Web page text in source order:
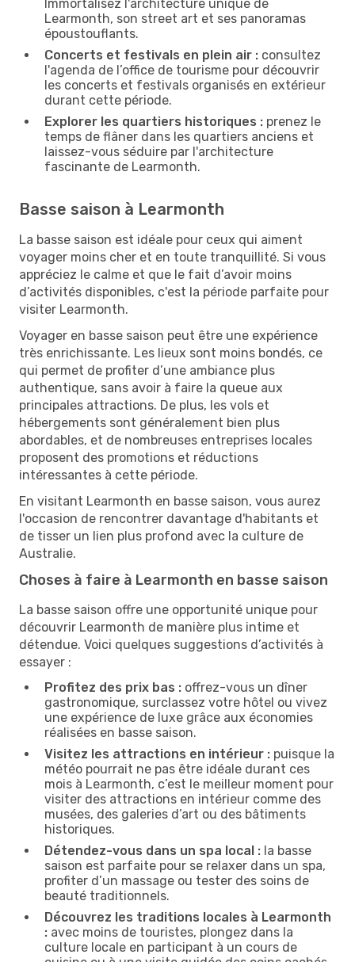
Immortalisez l'architecture unique de
Learmonth, son street art et ses panoramas
époustouflants.
Concerts et festivals en plein air : consultez
l'agenda de l’office de tourisme pour découvrir
les concerts et festivals organisés en extérieur
durant cette période.
Explorer les quartiers historiques : prenez le
temps de flâner dans les quartiers anciens et
laissez-vous séduire par l'architecture
fascinante de Learmonth.
Basse saison à Learmonth
La basse saison est idéale pour ceux qui aiment
voyager moins cher et en toute tranquillité. Si vous
appréciez le calme et que le fait d’avoir moins
d’activités disponibles, c'est la période parfaite pour
visiter Learmonth.
Voyager en basse saison peut être une expérience
très enrichissante. Les lieux sont moins bondés, ce
qui permet de profiter d’une ambiance plus
authentique, sans avoir à faire la queue aux
principales attractions. De plus, les vols et
hébergements sont généralement bien plus
abordables, et de nombreuses entreprises locales
proposent des promotions et réductions
intéressantes à cette période.
En visitant Learmonth en basse saison, vous aurez
l'occasion de rencontrer davantage d'habitants et
de tisser un lien plus profond avec la culture de
Australie.
Choses à faire à Learmonth en basse saison
La basse saison offre une opportunité unique pour
découvrir Learmonth de manière plus intime et
détendue. Voici quelques suggestions d’activités à
essayer :
Profitez des prix bas : offrez-vous un dîner
gastronomique, surclassez votre hôtel ou vivez
une expérience de luxe grâce aux économies
réalisées en basse saison.
Visitez les attractions en intérieur : puisque la
météo pourrait ne pas être idéale durant ces
mois à Learmonth, c’est le meilleur moment pour
visiter des attractions en intérieur comme des
musées, des galeries d’art ou des bâtiments
historiques.
Détendez-vous dans un spa local : la basse
saison est parfaite pour se relaxer dans un spa,
profiter d’un massage ou tester des soins de
beauté traditionnels.
Découvrez les traditions locales à Learmonth
: avec moins de touristes, plongez dans la
culture locale en participant à un cours de